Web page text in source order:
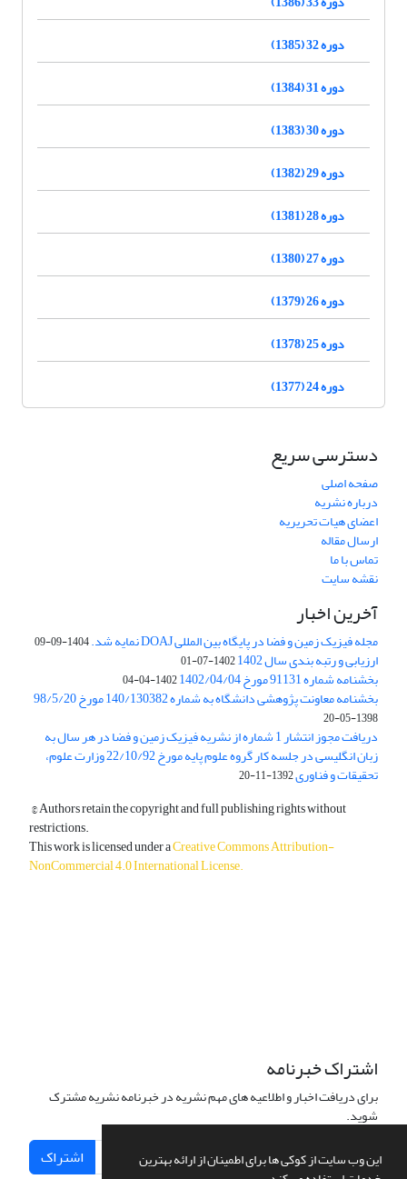
این وب سایت از کوکی ها برای اطمینان از ارائه بهترین
دوره 32 (1385)
دوره 31 (1384)
دوره 30 (1383)
دوره 29 (1382)
دوره 28 (1381)
دوره 27 (1380)
دوره 26 (1379)
دوره 25 (1378)
دوره 24 (1377)
دسترسی سریع
صفحه اصلی
درباره نشریه
اعضای هیات تحریریه
ارسال مقاله
تماس با ما
نقشه سایت
آخرین اخبار
مجله فیزیک زمین و فضا در پایگاه بین المللی DOAJ نمایه شد. 1404-09-09
ارزیابی و رتبه بندی سال 1402 1402-07-01
بخشنامه شماره 91131 مورخ 1402/04/04 1402-04-04
بخشنامه معاونت پژوهشی دانشگاه به شماره 140/130382 مورخ 98/5/20
1398-05-20
دریافت مجوز انتشار 1 شماره از نشریه فیزیک زمین و فضا در هر سال به
زبان انگلیسی در جلسه کار گروه علوم پایه مورخ 22/10/92 وزارت علوم،
تحقیقات و فناوری1392-11-20
© Authors retain the copyright and full publishing rights without
restrictions.
This work is licensed under aCreative Commons Attribution-
NonCommercial 4.0 International License.
اشتراک خبرنامه
برای دریافت اخبار و اطلاعیه های مهم نشریه در خبرنامه نشریه مشترک
شوید.
اشتراک